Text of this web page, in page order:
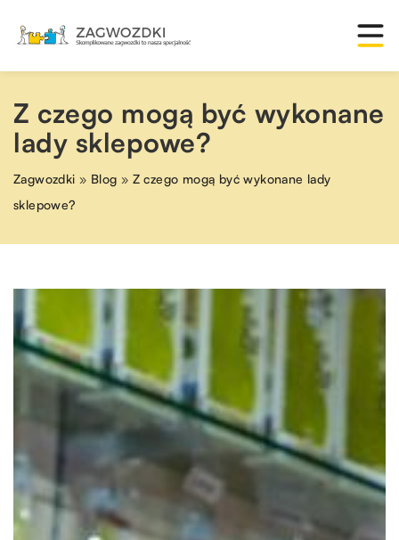
Z czego mogą być wykonane
lady sklepowe?
Zagwozdki » Blog » Z czego mogą być wykonane lady
sklepowe?